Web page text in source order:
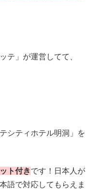
テ」が運営してて、
シティホテル明洞」を
ト付きです！日本人が
語で対応してもらえま